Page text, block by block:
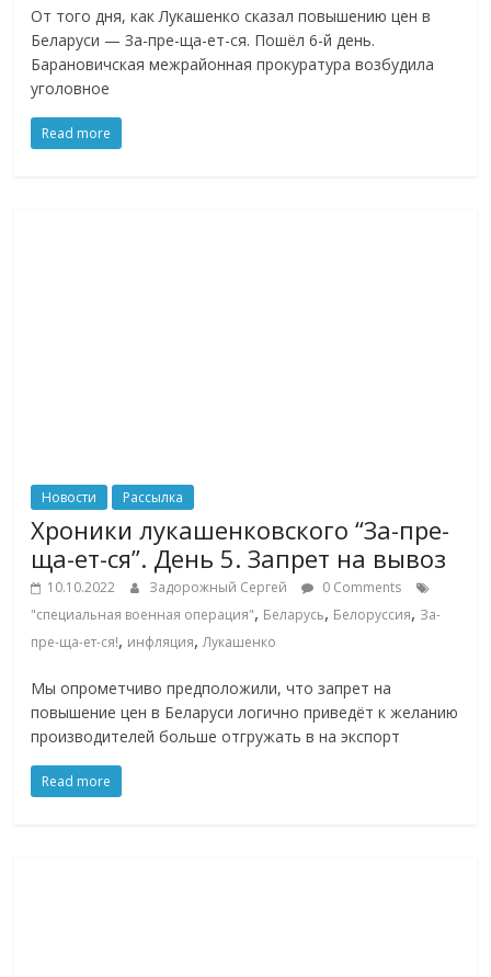
От того дня, как Лукашенко сказал повышению цен в
Беларуси — За-пре-ща-ет-ся. Пошёл 6-й день.
Барановичская межрайонная прокуратура возбудила
уголовное
Read more
Новости Рассылка
Хроники лукашенковского “За-пре-
ща-ет-ся”. День 5. Запрет на вывоз
10.10.2022 Задорожный Сергей
0 Comments
"специальная военная операция", Беларусь, Белоруссия, За-
пре-ща-ет-ся!, инфляция,Лукашенко
Мы опрометчиво предположили, что запрет на
повышение цен в Беларуси логично приведёт к желанию
производителей больше отгружать в на экспорт
Read more